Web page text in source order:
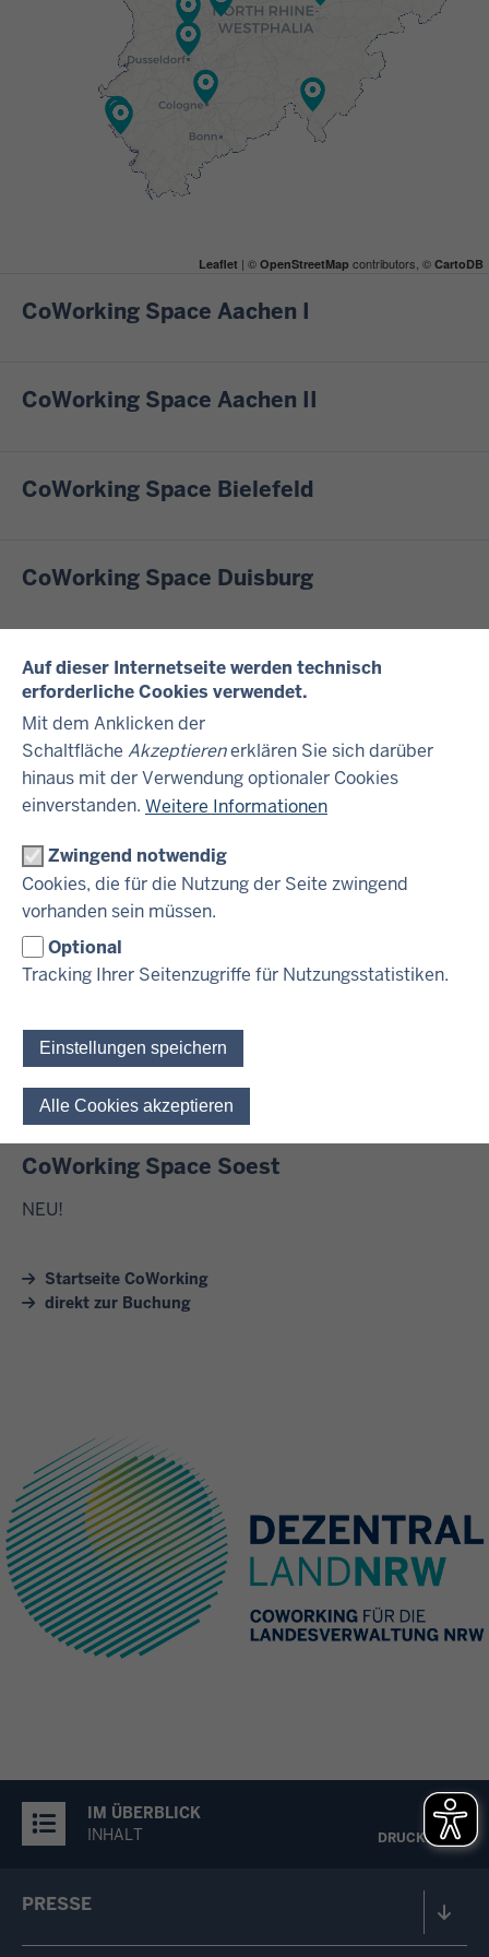
Auf dieser Internetseite werden technisch
erforderliche Cookies verwendet.
Mit dem Anklicken der
Schaltfläche Akzeptierenerklären Sie sich darüber
hinaus mit der Verwendung optionaler Cookies
einverstanden. Weitere Informationen
Zwingend notwendig
Cookies, die für die Nutzung der Seite zwingend
vorhanden sein müssen.
Optional
Tracking Ihrer Seitenzugriffe für Nutzungsstatistiken.
Einstellungen speichern
Alle Cookies akzeptieren
Leaflet | © OpenStreetMap contributors, © CartoDB
CoWorking Space Aachen I
CoWorking Space Aachen II
CoWorking Space Bielefeld
CoWorking Space Duisburg
CoWorking Space Düsseldorf
CoWorking Space Gelsenkirchen
CoWorking Space Köln
CoWorking Space Münster
CoWorking Space Soest
NEU!
Startseite CoWorking
direkt zur Buchung
IM ÜBERBLICK
INHALT
DRUCKEN
PRESSE